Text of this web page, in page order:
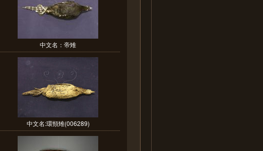
中文名：帝雉
中文名:環頸雉(006289)